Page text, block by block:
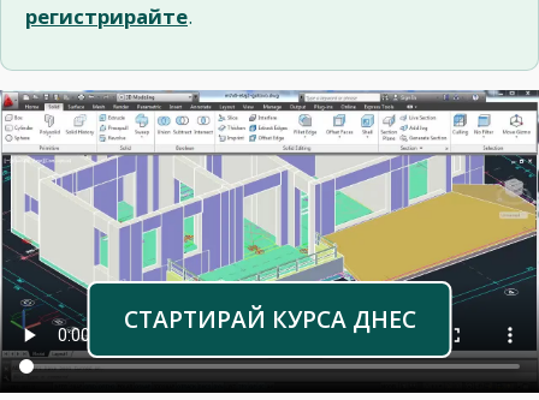
регистрирайте.
СТАРТИРАЙ КУРСА ДНЕС